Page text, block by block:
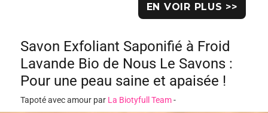
EN VOIR PLUS >>
Savon Exfoliant Saponifié à Froid
Lavande Bio de Nous Le Savons :
Pour une peau saine et apaisée !
Tapoté avec amour par La Biotyfull Team-